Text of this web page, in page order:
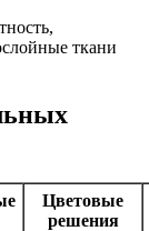
ткани
Цветовые
решения